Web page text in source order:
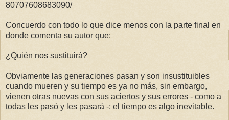
80707608683090/
Concuerdo con todo lo que dice menos con la parte final en
donde comenta su autor que:
¿Quién nos sustituirá?
Obviamente las generaciones pasan y son insustituibles
cuando mueren y su tiempo es ya no más, sin embargo,
vienen otras nuevas con sus aciertos y sus errores - como a
todas les pasó y les pasará -; el tiempo es algo inevitable.